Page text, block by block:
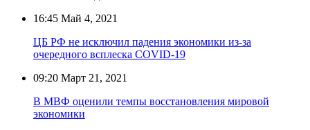
16:45 Май 4, 2021
ЦБ РФ не исключил падения экономики из-за
очередного всплеска COVID-19
09:20 Март 21, 2021
В МВФ оценили темпы восстановления мировой
экономики